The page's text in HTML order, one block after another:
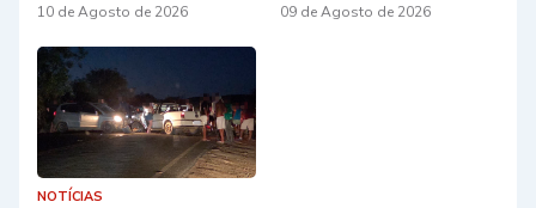
10 de Agosto de 2026 09 de Agosto de 2026
NOTÍCIAS